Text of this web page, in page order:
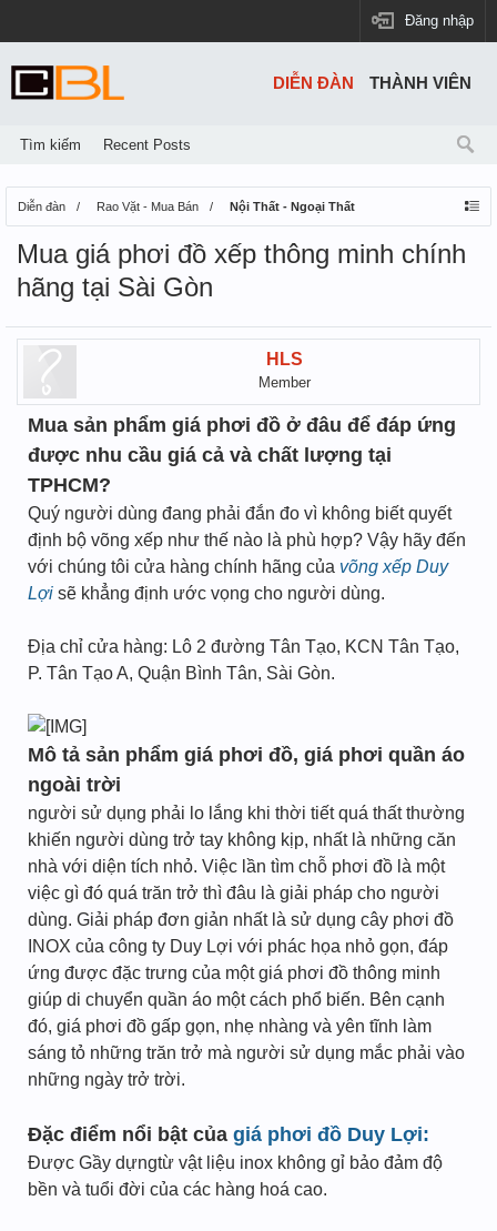
Đăng nhập
Diễn đàn Rao Vặt - Mua Bán Nội Thất - Ngoại Thất
Mua giá phơi đồ xếp thông minh chính
hãng tại Sài Gòn
HLS
Member
Mua sản phẩm giá phơi đồ ở đâu để đáp ứng
được nhu cầu giá cả và chất lượng tại
TPHCM?
Quý người dùng đang phải đắn đo vì không biết quyết
định bộ võng xếp như thế nào là phù hợp? Vậy hãy đến
với chúng tôi cửa hàng chính hãng của võng xếp Duy
Lợi sẽ khẳng định ước vọng cho người dùng.
Địa chỉ cửa hàng: Lô 2 đường Tân Tạo, KCN Tân Tạo,
P. Tân Tạo A, Quận Bình Tân, Sài Gòn.
Mô tả sản phẩm giá phơi đồ, giá phơi quần áo
ngoài trời
người sử dụng phải lo lắng khi thời tiết quá thất thường
khiến người dùng trở tay không kịp, nhất là những căn
nhà với diện tích nhỏ. Việc lần tìm chỗ phơi đồ là một
việc gì đó quá trăn trở thì đâu là giải pháp cho người
dùng. Giải pháp đơn giản nhất là sử dụng cây phơi đồ
INOX của công ty Duy Lợi với phác họa nhỏ gọn, đáp
ứng được đặc trưng của một giá phơi đồ thông minh
giúp di chuyển quần áo một cách phổ biến. Bên cạnh
đó, giá phơi đồ gấp gọn, nhẹ nhàng và yên tĩnh làm
sáng tỏ những trăn trở mà người sử dụng mắc phải vào
những ngày trở trời.
Đặc điểm nổi bật của giá phơi đồ Duy Lợi:
Được Gầy dựngtừ vật liệu inox không gỉ bảo đảm độ
bền và tuổi đời của các hàng hoá cao.
DIỄN ĐÀN
Tìm kiếm Recent Posts
THÀNH VIÊN